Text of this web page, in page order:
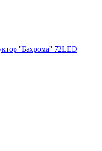
''Бахрома'' 72LED